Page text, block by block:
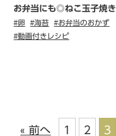
お弁当にも◎ねこ玉子焼き
#卵 #海苔
#お弁当のおかず
#動画付きレシピ
« 前へ 1 2 3